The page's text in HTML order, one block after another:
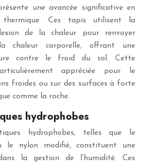
une avancée significative en
thermique. Ces tapis utilisent la
de la chaleur pour renvoyer
chaleur corporelle, offrant une
contre le froid du sol. Cette
appréciée pour le
froides ou sur des surfaces à forte
comme la roche.
hydrophobes
hydrophobes, telles que le
le nylon modifié, constituent une
la gestion de l’humidité. Ces